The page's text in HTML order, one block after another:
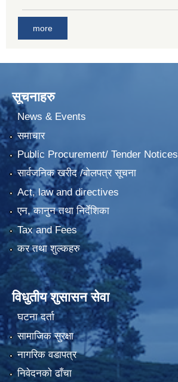
more
सूचनाहरु
News & Events
समाचार
Public Procurement/ Tender Notices
सार्वजनिक खरीद /बोलपत्र सूचना
Act, law and directives
एन, कानुन तथा निर्देशिका
Tax and Fees
कर तथा शुल्कहरु
विधुतीय शुसासन सेवा
घटना दर्ता
सामाजिक सुरक्षा
नागरिक वडापत्र
निवेदनको ढाँचा